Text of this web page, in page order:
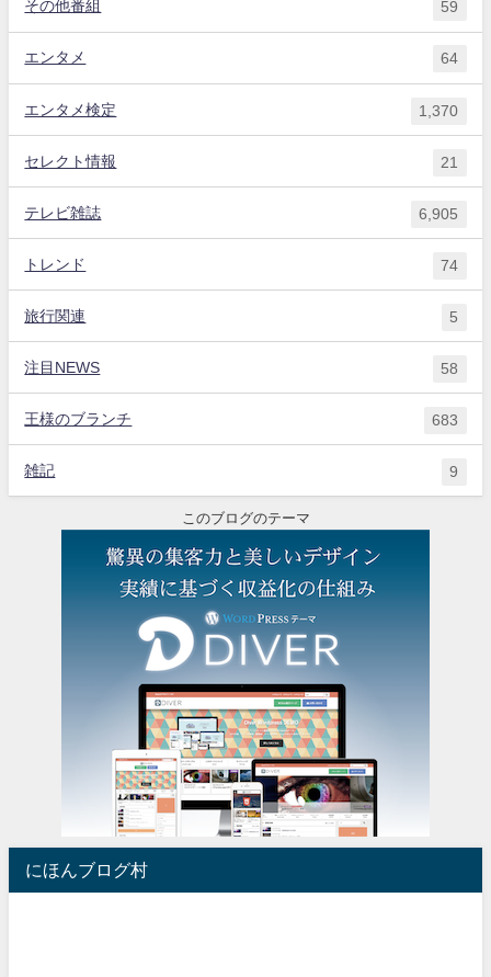
その他番組 59
エンタメ 64
エンタメ検定 1,370
セレクト情報 21
テレビ雑誌 6,905
トレンド 74
旅行関連 5
注目NEWS 58
王様のブランチ 683
雑記 9
このブログのテーマ
にほんブログ村